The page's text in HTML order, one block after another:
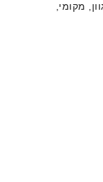
מקומי,